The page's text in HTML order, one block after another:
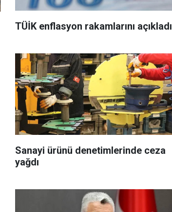
TÜİK enflasyon rakamlarını açıkladı
Sanayi ürünü denetimlerinde ceza
yağdı